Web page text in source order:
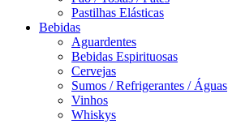
Pastilhas Elásticas
Bebidas
Aguardentes
Bebidas Espirituosas
Cervejas
Sumos / Refrigerantes / Águas
Vinhos
Whiskys